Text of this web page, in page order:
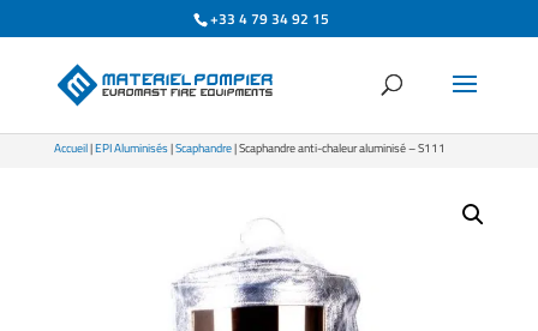
+33 4 79 34 92 15
Accueil|EPI Aluminisés|Scaphandre| Scaphandre anti-chaleur aluminisé – S111